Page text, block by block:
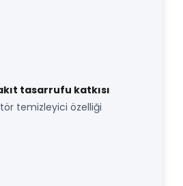
tasarrufu katkısı
temizleyici özelliği